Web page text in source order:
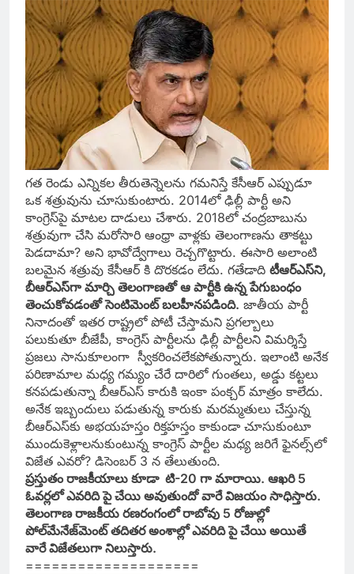
గత రెండు ఎన్నికల తీరుతెన్నెలను గమనిస్తే కేసీఆర్‌ ఎప్పుడూ
ఒక శత్రువును చూసుకుంటారు. 2014లో ఢిల్లీ పార్టీ అని
కాంగ్రెస్‌పై మాటల దాడులు చేశారు. 2018లో చంద్రబాబును
శత్రువుగా చేసి మరోసారి ఆంధ్రా వాళ్లకు తెలంగాణను తాకట్టు
పెడదామా? అని భావోద్వేగాలు రెచ్చగొట్టారు. ఈసారి అలాంటి
బలమైన శత్రువు కేసీఆర్‌ కి దొరకడం లేదు. గతేడాది టీఆర్‌ఎస్‌ని,
బీఆర్‌ఎస్‌గా మార్చి తెలంగాణతో ఆ పార్టీకి ఉన్న పేగుబంధం
తెంచుకోవడంతో సెంటిమెంట్‌ బలహీనపడింది. జాతీయ పార్టీ
నినాదంతో ఇతర రాష్ట్రలో పోటీ చేస్తామని ప్రగల్బాలు
పలుకుతూ బీజేపీ, కాంగ్రెస్‌ పార్టీలను ఢిల్లీ పార్టీలని విమర్శిస్తే
ప్రజలు సానుకూలంగా స్వీకరించలేకపోతున్నారు. ఇలాంటి అనేక
పరిణామాల మధ్య గమ్యం చేరే దారిలో గుంతలు, అడ్డు కట్టలు
కనపడుతున్నా బీఆర్‌ఎస్‌ కారుకి ఇంకా పంక్చర్‌ మాత్రం కాలేదు.
అనేక ఇబ్బందులు పడుతున్న కారుకు మరమ్మతులు చేస్తున్న
బీఆర్‌ఎస్‌కు అభయహస్తం రిక్తహస్తం కాకుండా చూసుకుంటూ
ముందుకెళ్లాలనుకుంటున్న కాంగ్రెస్‌ పార్టీల మధ్య జరిగే ఫైనల్స్‌లో
విజేత ఎవరో? డిసెంబర్‌ 3 న తేలుతుంది.
ప్రస్తుతం రాజకీయాలు కూడా టి-20 గా మారాయి. ఆఖరి 5
ఓవర్లలో ఎవరిది పై చేయి అవుతుందో వారే విజయం సాధిస్తారు.
తెలంగాణ రాజకీయ రణరంగంలో రాబోవు 5 రోజుల్లో
పోల్‌మేనేజ్‌మెంట్‌ తదితర అంశాల్లో ఎవరిది పై చేయి అయితే
వారే విజేతలుగా నిలుస్తారు.
====================